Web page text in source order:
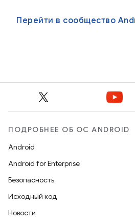
Перейти в сообщество
ПОДРОБНЕЕ ОБ ОС ANDROID
Android
Android for Enterprise
Безопасность
Исходный код
Новости